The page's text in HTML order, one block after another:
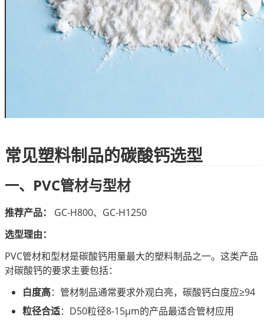
常见塑料制品的碳酸钙选型
一、PVC管材与型材
推荐产品：
GC-H800、GC-H1250
选型理由：
PVC管材和型材是碳酸钙用量最大的塑料制品之一。这类产品
对碳酸钙的要求主要包括：
白度高：管材制品通常要求外观白亮，碳酸钙白度应≥94
粒径合适：D50粒径8-15μm的产品最适合管材应用